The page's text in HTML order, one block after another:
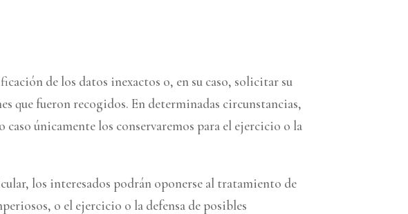
de los datos inexactos o, en su caso, solicitar su
que fueron recogidos. En determinadas circunstancias,
únicamente los conservaremos para el ejercicio o la
los interesados podrán oponerse al tratamiento de
o el ejercicio o la defensa de posibles